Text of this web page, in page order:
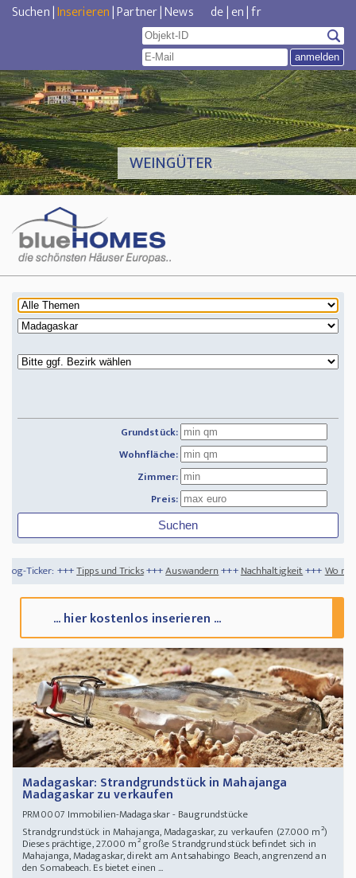
Suchen|Inserieren|Partner|News de|en|fr
WEINGÜTER
Grundstück:
Wohnfläche:
Zimmer:
Preis:
und Tricks+++Auswandern+++Nachhaltigkeit+++Wo muss man sich
... hier kostenlos inserieren ...
Madagaskar: Strandgrundstück in Mahajanga
Madagaskar zu verkaufen
PRM0007 Immobilien-Madagaskar - Baugrundstücke
Strandgrundstück in Mahajanga, Madagaskar, zu verkaufen (27.000 m²)
Dieses prächtige, 27.000 m² große Strandgrundstück befindet sich in
Mahajanga, Madagaskar, direkt am Antsahabingo Beach, angrenzend an
den Somabeach. Es bietet einen ...